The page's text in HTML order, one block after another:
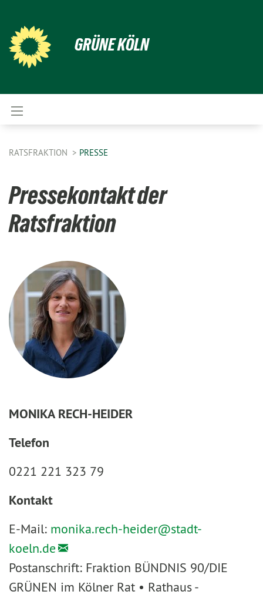
GRÜNE KÖLN
RATSFRAKTION PRESSE
Pressekontakt der
Ratsfraktion
MONIKA RECH-HEIDER
Telefon
0221 221 323 79
Kontakt
E-Mail: monika.rech-heider@stadt-
koeln.de
Postanschrift: Fraktion BÜNDNIS 90/DIE
GRÜNEN im Kölner Rat • Rathaus -